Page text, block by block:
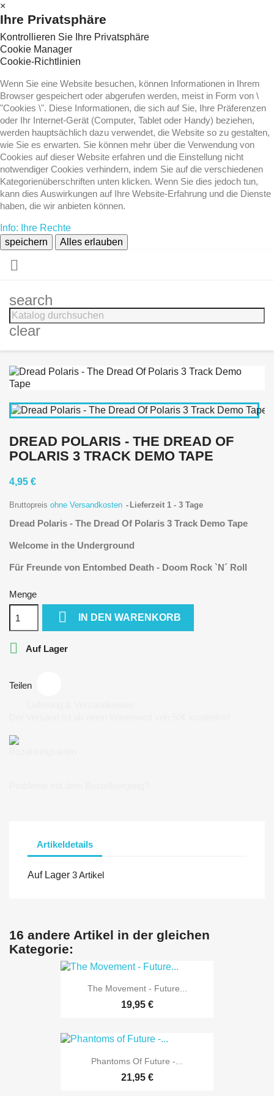
×
Ihre Privatsphäre
Kontrollieren Sie Ihre Privatsphäre
Cookie Manager
Cookie-Richtlinien
Wenn Sie eine Website besuchen, können Informationen in Ihrem
Browser gespeichert oder abgerufen werden, meist in Form von \
"Cookies \". Diese Informationen, die sich auf Sie, Ihre Präferenzen
oder Ihr Internet-Gerät (Computer, Tablet oder Handy) beziehen,
werden hauptsächlich dazu verwendet, die Website so zu gestalten,
wie Sie es erwarten. Sie können mehr über die Verwendung von
Cookies auf dieser Website erfahren und die Einstellung nicht
notwendiger Cookies verhindern, indem Sie auf die verschiedenen
Kategorienüberschriften unten klicken. Wenn Sie dies jedoch tun,
kann dies Auswirkungen auf Ihre Website-Erfahrung und die Dienste
haben, die wir anbieten können.
Info: Ihre Rechte
speichern
Alles erlauben

search
clear
DREAD POLARIS - THE DREAD OF
POLARIS 3 TRACK DEMO TAPE
4,95 €
Bruttopreis ohne Versandkosten Lieferzeit 1 - 3 Tage
Dread Polaris - The Dread Of Polaris 3 Track Demo Tape
Welcome in the Underground
Für Freunde von Entombed Death - Doom Rock `N´ Roll
Menge
 IN DEN WARENKORB
 Auf Lager
Teilen
Artikeldetails
Auf Lager 3 Artikel
16 andere Artikel in der gleichen
Kategorie:
The Movement - Future...
19,95 €
Phantoms Of Future -...
21,95 €